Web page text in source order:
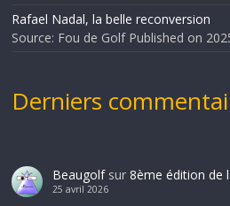
Rafael Nadal, la belle reconversion
Source: Fou de Golf Published on
Derniers
Beaugolfsur 8ème édition de
25 avril 2026